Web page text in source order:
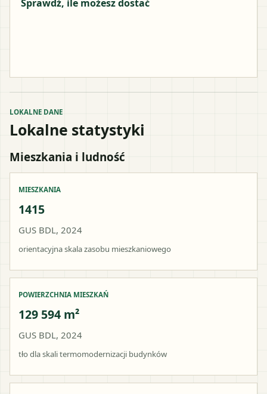
Sprawdź, ile możesz dostać
LOKALNE DANE
Lokalne statystyki
Mieszkania i ludność
MIESZKANIA
1415
GUS BDL, 2024
orientacyjna skala zasobu mieszkaniowego
POWIERZCHNIA MIESZKAŃ
129 594 m²
GUS BDL, 2024
tło dla skali termomodernizacji budynków